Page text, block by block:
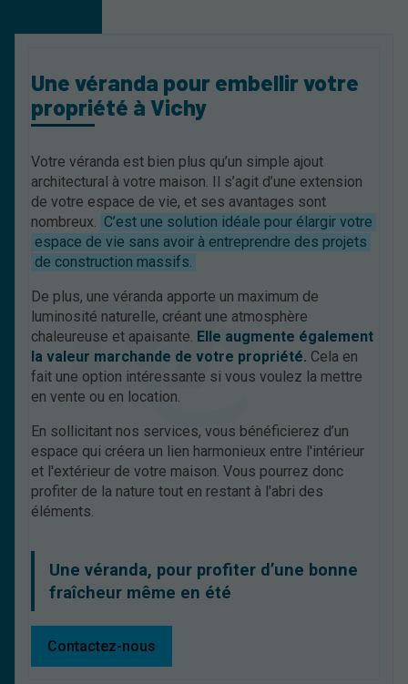
Une véranda pour embellir votre
propriété à Vichy
Votre véranda est bien plus qu’un simple ajout
architectural à votre maison. Il s’agit d’une extension
de votre espace de vie, et ses avantages sont
nombreux. C’est une solution idéale pour élargir votre
espace de vie sans avoir à entreprendre des projets
de construction massifs.
De plus, une véranda apporte un maximum de
luminosité naturelle, créant une atmosphère
chaleureuse et apaisante. Elle augmente également
la valeur marchande de votre propriété. Cela en
fait une option intéressante si vous voulez la mettre
en vente ou en location.
En sollicitant nos services, vous bénéficierez d’un
espace qui créera un lien harmonieux entre l'intérieur
et l'extérieur de votre maison. Vous pourrez donc
profiter de la nature tout en restant à l'abri des
éléments.
Une véranda, pour profiter d’une bonne
fraîcheur même en été
Contactez-nous